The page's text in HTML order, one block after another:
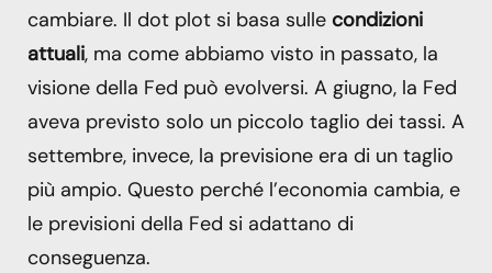
cambiare. Il dot plot si basa sulle condizioni
attuali, ma come abbiamo visto in passato, la
visione della Fed può evolversi. A giugno, la Fed
aveva previsto solo un piccolo taglio dei tassi. A
settembre, invece, la previsione era di un taglio
più ampio. Questo perché l’economia cambia, e
le previsioni della Fed si adattano di
conseguenza.